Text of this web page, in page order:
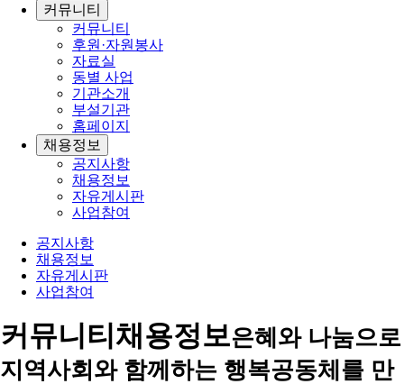
커뮤니티
커뮤니티
후원·자원봉사
자료실
동별 사업
기관소개
부설기관
홈페이지
채용정보
공지사항
채용정보
자유게시판
사업참여
공지사항
채용정보
자유게시판
사업참여
커뮤니티채용정보은혜와 나눔으로
지역사회와 함께하는 행복공동체를 만